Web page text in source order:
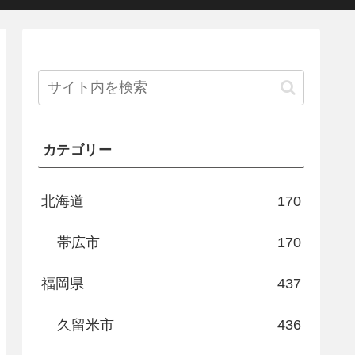
カテゴリー
北海道 170
帯広市 170
福岡県 437
久留米市 436